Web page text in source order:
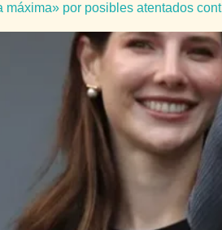
máxima» por posibles atentados